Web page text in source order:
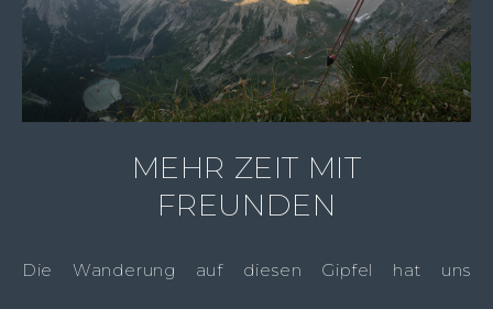
MEHR ZEIT MIT
FREUNDEN
Die Wanderung auf diesen Gipfel hat uns